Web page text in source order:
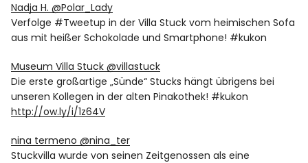
Nadja H. ‏@Polar_Lady
Verfolge #Tweetup in der Villa Stuck vom heimischen Sofa
aus mit heißer Schokolade und Smartphone! #kukon
Museum Villa Stuck ‏@villastuck
Die erste großartige „Sünde“ Stucks hängt übrigens bei
unseren Kollegen in der alten Pinakothek! #kukon
http://ow.ly/i/1z64V
nina termeno ‏@nina_ter
Stuckvilla wurde von seinen Zeitgenossen als eine